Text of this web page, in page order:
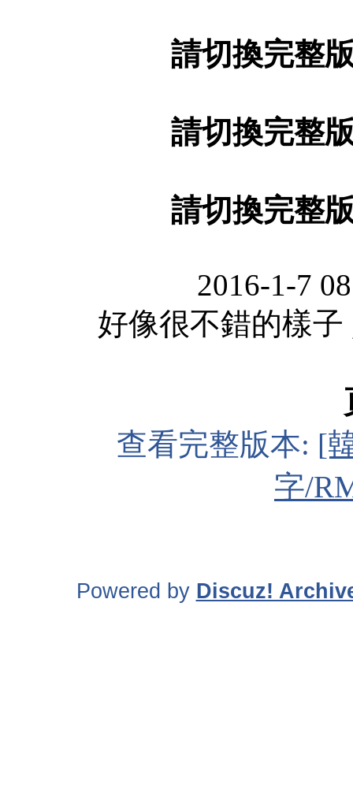
請切換完整
請切換完整
請切換完整
2016-1-7
好像很不錯的樣
查看完整版本: [
字/
Powered by Discuz!